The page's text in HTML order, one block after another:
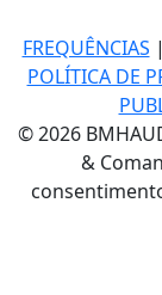
FREQUÊNCIAS |
POLÍTICA DE
© 2026
&